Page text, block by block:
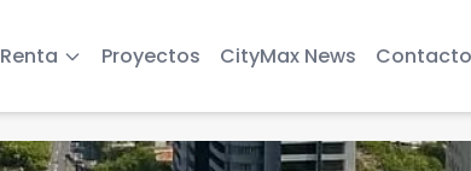
Renta Proyectos CityMax News Contacto